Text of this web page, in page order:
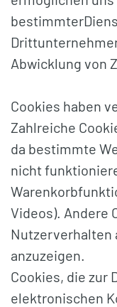
Abwicklung von
Cookies haben
Zahlreiche
da bestimmte
nicht
Videos). Andere
Nutzerverhalten
anzuzeigen.
Cookies, die zur
elektronischen